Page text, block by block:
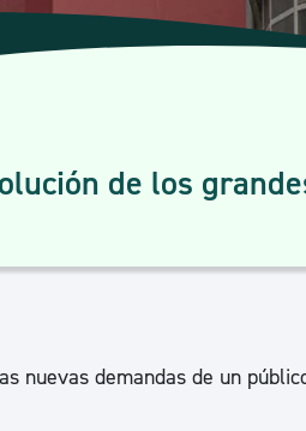
de los
nuevas demandas de un